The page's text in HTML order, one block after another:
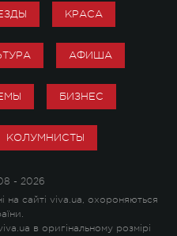
КРАСА
АФИША
БИЗНЕС
КОЛУМНИСТЫ
- 2026
на сайті viva.ua, охороняються
в оригінальному розмірі